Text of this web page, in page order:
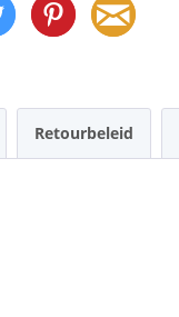
Retourbeleid